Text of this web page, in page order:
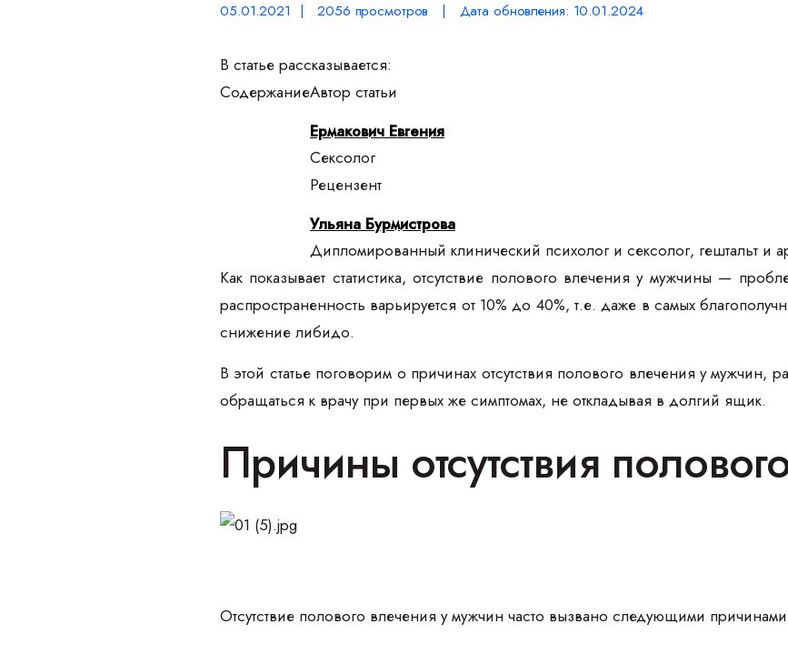
05.01.2021 | 2056 просмотров | Дата обновления: 10.01.2024
В статье рассказывается:
СодержаниеАвтор статьи
Ермакович Евгения
Сексолог
Рецензент
Ульяна Бурмистрова
Дипломированный клинический психолог и сексолог, гештальт и
Как показывает статистика, отсутствие полового влечения у мужчины —
распространенность варьируется от 10% до 40%, т.е. даже в самых
снижение либидо.
В этой статье поговорим о причинах отсутствия полового влечения у
обращаться к врачу при первых же симптомах, не откладывая в долгий ящик.
Причины отсутствия
Отсутствие полового влечения у мужчин часто вызвано следующими